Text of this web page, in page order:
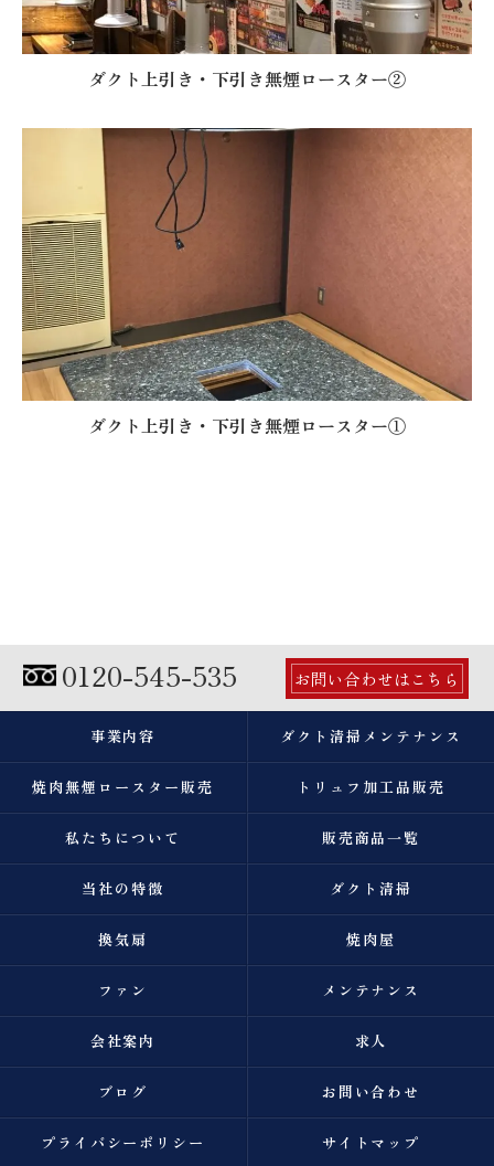
ダクト上引き・下引き無煙ロースター②
ダクト上引き・下引き無煙ロースター①
0120-545-535 お問い合わせはこちら
事業内容 ダクト清掃メンテナンス
焼肉無煙ロースター販売 トリュフ加工品販売
私たちについて 販売商品一覧
当社の特徴 ダクト清掃
換気扇 焼肉屋
ファン メンテナンス
会社案内 求人
ブログ お問い合わせ
プライバシーポリシー サイトマップ